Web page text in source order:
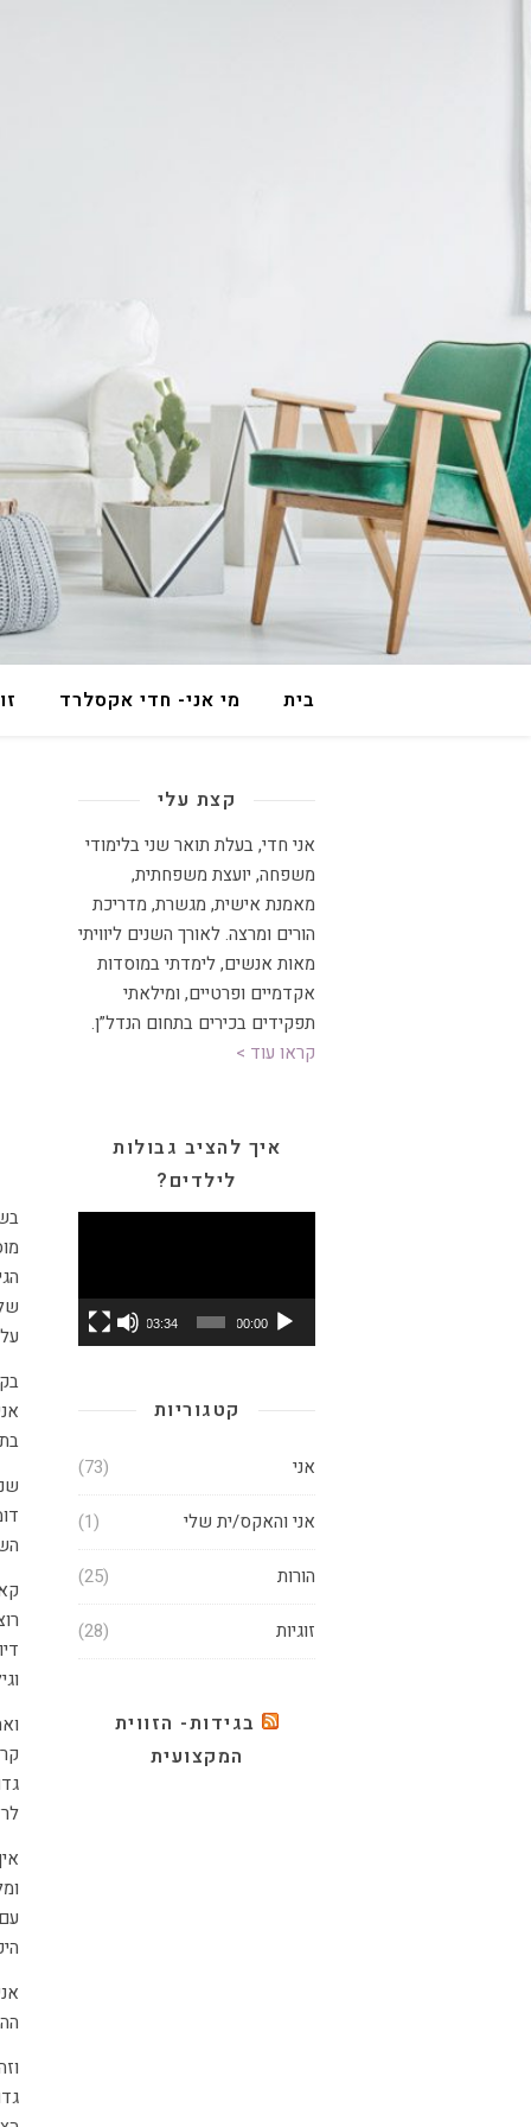
בית מי אני- חדי אקסלרד
קצת עלי
אני חדי, בעלת תואר שני בלימודי
משפחה, יועצת משפחתית,
מאמנת אישית, מגשרת, מדריכת
הורים ומרצה.לאורך השנים ליוויתי
מאות אנשים, לימדתי במוסדות
אקדמיים ופרטיים, ומילאתי
תפקידים בכירים בתחום הנדל”ן.
קראו עוד >
איך להציב גבולות
לילדים?
נגן
00:00
03:34
קטגוריות
אני (73)
אני והאקס/ית שלי (1)
הורות (25)
זוגיות (28)
בגידות- הזווית
המקצועית